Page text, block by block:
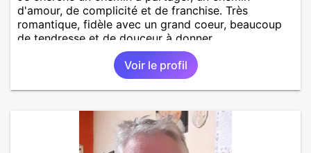
d'amour, de complicité et de franchise. Très
romantique, fidèle avec un grand coeur, beaucoup
de tendresse et de douceur à donner.
Voir le profil